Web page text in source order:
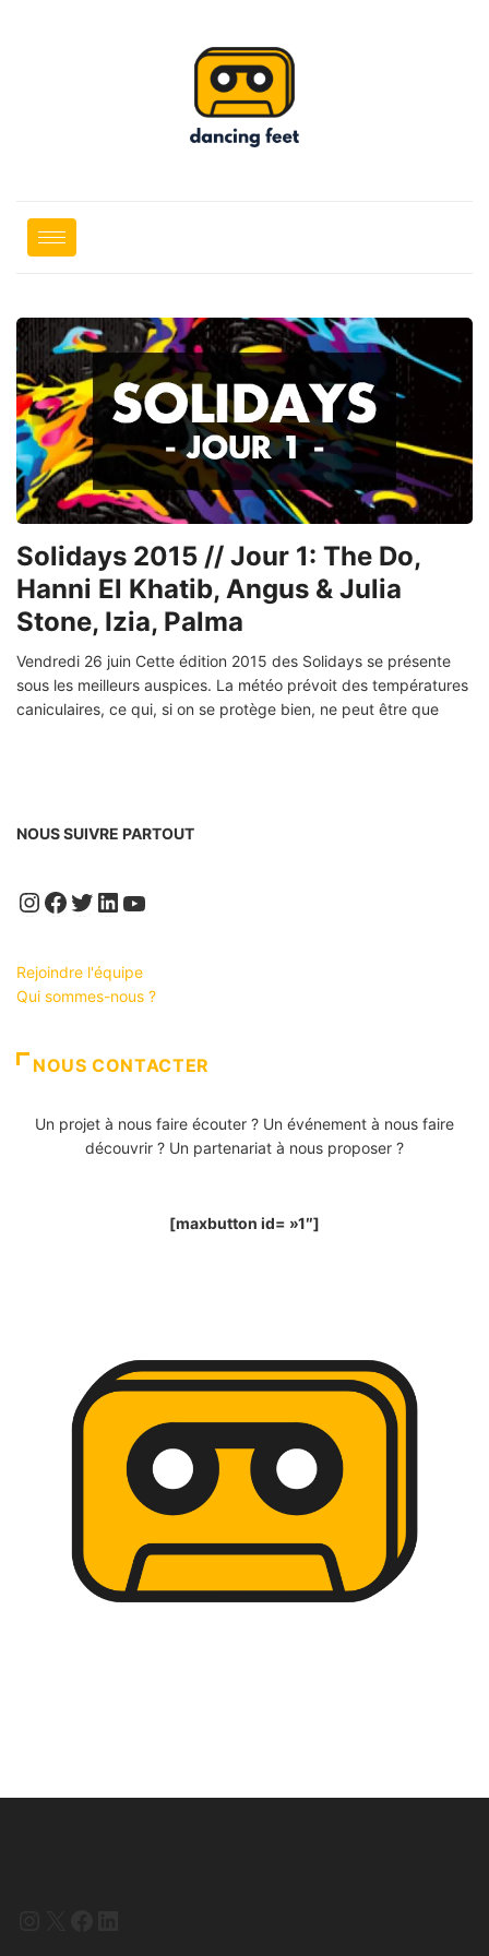
Solidays 2015 // Jour 1: The Do,
Hanni El Khatib, Angus & Julia
Stone, Izia, Palma
Vendredi 26 juin Cette édition 2015 des Solidays se présente
sous les meilleurs auspices. La météo prévoit des températures
caniculaires, ce qui, si on se protège bien, ne peut être que
NOUS SUIVRE PARTOUT
Instagram
Facebook
Twitter
LinkedIn
YouTube
Rejoindre l'équipe
Qui sommes-nous ?
NOUS CONTACTER
Un projet à nous faire écouter ? Un événement à nous faire
découvrir ? Un partenariat à nous proposer ?
[maxbutton id= »1″]